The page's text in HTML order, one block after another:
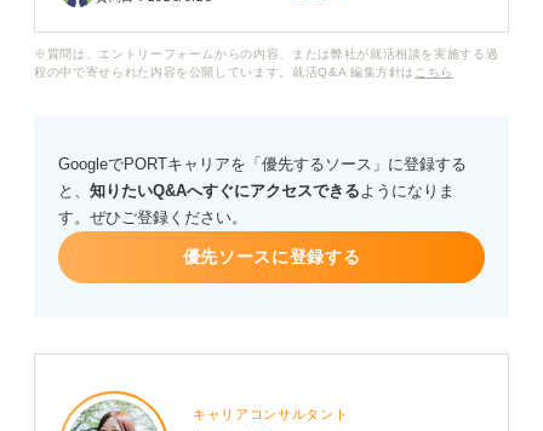
で、焦りと情けなさを感じて毎日落ち込んでいます。
かという不安の板挟みになっています。
パニック障害と付き合いながら、無理なく就活を進める
ための心構えや、具体的な対策などはありますでしょう
か。プロの視点からアドバイスをいただきたいです。
※質問は、エントリーフォームからの内容、または弊社が就活相談を実施する過
程の中で寄せられた内容を公開しています。就活Q&A 編集方針は こちら
GoogleでPORTキャリアを「優先するソース」に登録する
と、 知りたいQ&Aへすぐにアクセスできるようになりま
す。ぜひご登録ください。
優先ソースに登録する
キャリアコンサルタント